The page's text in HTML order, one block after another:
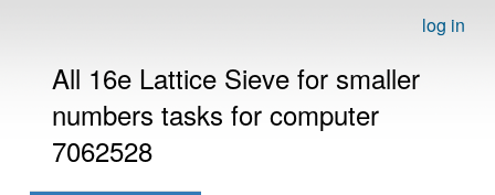
log in
All 16e Lattice Sieve for smaller
numbers tasks for computer
7062528